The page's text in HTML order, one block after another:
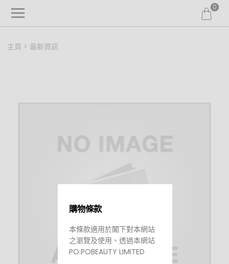
0
主頁 最新資訊
購物條款
本條款適用於閣下對本網站
之瀏覽及使用、透過本網站
PO.POBEAUTY LIMITED